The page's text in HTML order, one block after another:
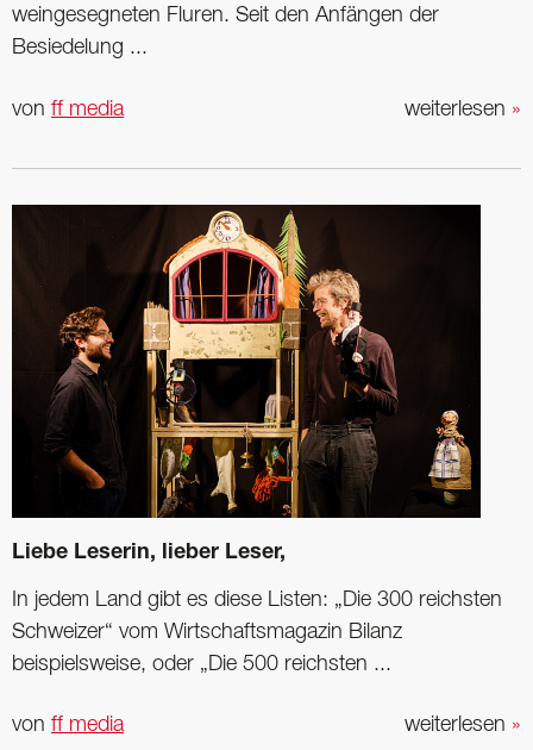
weingesegneten Fluren. Seit den Anfängen der
Besiedelung ...
weiterlesen »
von ff media
Liebe Leserin, lieber Leser,
In jedem Land gibt es diese Listen: „Die 300 reichsten
Schweizer“ vom Wirtschaftsmagazin Bilanz
beispielsweise, oder „Die 500 reichsten ...
weiterlesen »
von ff media